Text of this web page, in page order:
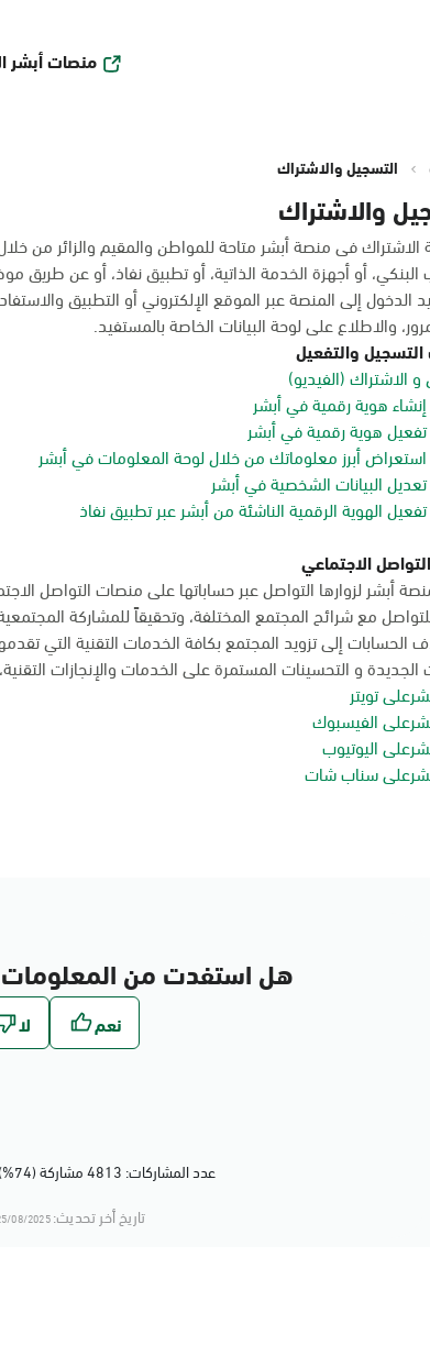
منصات أبشر
التسجيل والاشتراك
والاشتراك
فى منصة أبشر متاحة للمواطن والمقيم والزائر من
أو أجهزة الخدمة الذاتية، أو تطبيق نفاذ، أو عن طريق
الدخول إلى المنصة عبر الموقع الإلكتروني أو التطبيق
والاطلاع على لوحة البيانات الخاصة بالمستفيد.
والتفعيل
الاشتراك (الفيديو)
هوية رقمية في أبشر
هوية رقمية في أبشر
أبرز معلوماتك من خلال لوحة المعلومات في أبشر
البيانات الشخصية في أبشر
الهوية الرقمية الناشئة من أبشر عبر تطبيق نفاذ
الاجتماعي
أبشر لزوارها التواصل عبر حساباتها على منصات التواصل
مع شرائح المجتمع المختلفة، وتحقيقاً للمشاركة
الحسابات إلى تزويد المجتمع بكافة الخدمات التقنية التي
و التحسينات المستمرة على الخدمات والإنجازات
تويتر
الفيسبوك
اليوتيوب
سناب شات
هل استفدت من
عدد المشاركات: 4813 مشاركة (74%) أعجبهم المحتوى
تاريخ أخر تحديث:08/2025 11:08